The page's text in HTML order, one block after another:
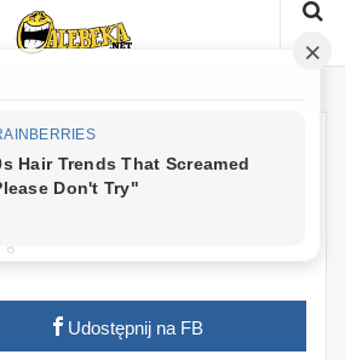
Statku Wycieczkowym
8
Udostępnij na FB